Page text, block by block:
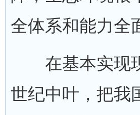
全体系和能力全
在基本实现现
世纪中叶，把我